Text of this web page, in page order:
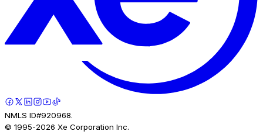
NMLS ID#920968.
© 1995-2026 Xe Corporation Inc.